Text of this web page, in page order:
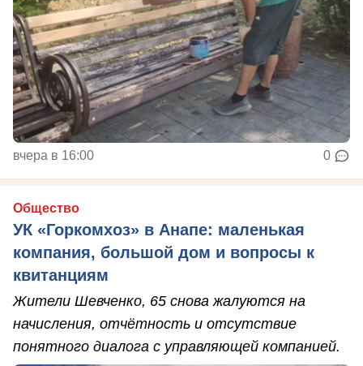
вчера в 16:00 0
Общество
УК «Горкомхоз» в Анапе: маленькая
компания, большой дом и вопросы к
квитанциям
Жители Шевченко, 65 снова жалуются на
начисления, отчётность и отсутствие
понятного диалога с управляющей компанией.